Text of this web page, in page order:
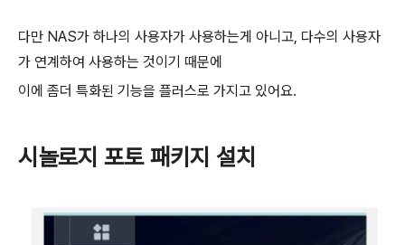
다만 NAS가 하나의 사용자가 사용하는게 아니고, 다수의 사용자
가 연계하여 사용하는 것이기 때문에
이에 좀더 특화된 기능을 플러스로 가지고 있어요.
시놀로지 포토 패키지 설치